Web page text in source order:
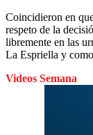
Coincidieron en
respeto de la
libremente en las
La Espriella y
Videos Semana